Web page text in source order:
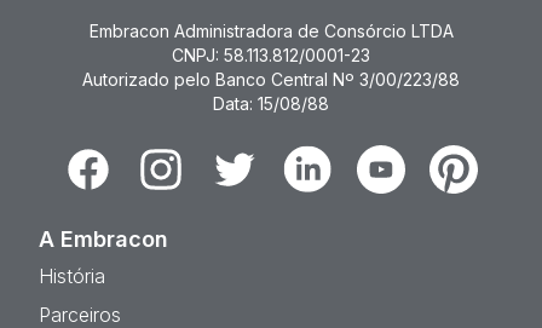
Embracon Administradora de Consórcio LTDA
CNPJ: 58.113.812/0001-23
Autorizado pelo Banco Central Nº 3/00/223/88
Data: 15/08/88
FacebookInstagramTwitter LinkedinYoutubePinterest
A Embracon
História
Parceiros